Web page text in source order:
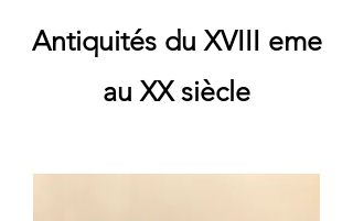
Antiquités du XVIII eme
au XX siècle